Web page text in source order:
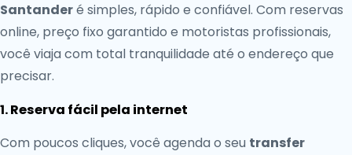
Santanderé simples, rápido e confiável. Com reservas
online, preço fixo garantido e motoristas profissionais,
você viaja com total tranquilidade até o endereço que
precisar.
1. Reserva fácil pela internet
Com poucos cliques, você agenda o seu transfer